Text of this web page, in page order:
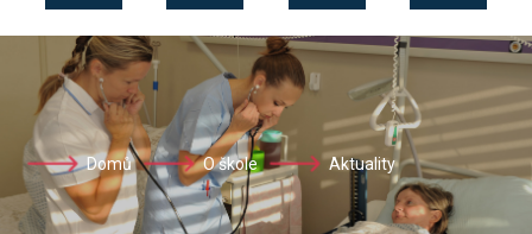
Domů O škole Aktuality